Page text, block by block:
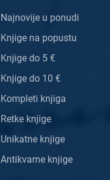
Najnovije u ponudi
Knjige na popustu
Knjige do 5 €
Knjige do 10 €
Kompleti knjiga
Retke knjige
Unikatne knjige
Antikvarne knjige